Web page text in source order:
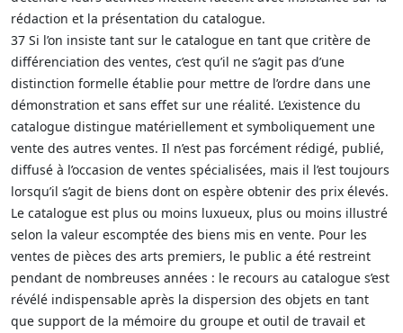
rédaction et la présentation du catalogue.
37 Si l’on insiste tant sur le catalogue en tant que critère de
différenciation des ventes, c’est qu’il ne s’agit pas d’une
distinction formelle établie pour mettre de l’ordre dans une
démonstration et sans effet sur une réalité. L’existence du
catalogue distingue matériellement et symboliquement une
vente des autres ventes. Il n’est pas forcément rédigé, publié,
diffusé à l’occasion de ventes spécialisées, mais il l’est toujours
lorsqu’il s’agit de biens dont on espère obtenir des prix élevés.
Le catalogue est plus ou moins luxueux, plus ou moins illustré
selon la valeur escomptée des biens mis en vente. Pour les
ventes de pièces des arts premiers, le public a été restreint
pendant de nombreuses années : le recours au catalogue s’est
révélé indispensable après la dispersion des objets en tant
que support de la mémoire du groupe et outil de travail et